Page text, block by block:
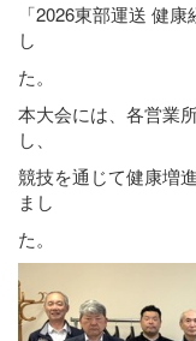
「2026東部運送 健
し
た。
本大会には、各営業
し、
競技を通じて健康増
まし
た。